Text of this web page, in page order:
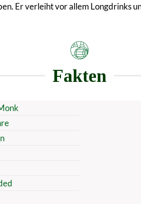
Er verleiht vor allem Longdrinks
Fakten